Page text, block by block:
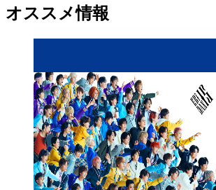
オススメ情報